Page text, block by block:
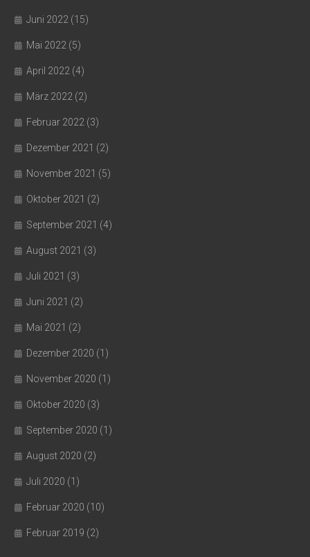
Juni 2022 (15)
Mai 2022 (5)
April 2022 (4)
März 2022 (2)
Februar 2022 (3)
Dezember 2021 (2)
November 2021 (5)
Oktober 2021 (2)
September 2021 (4)
August 2021 (3)
Juli 2021 (3)
Juni 2021 (2)
Mai 2021 (2)
Dezember 2020 (1)
November 2020 (1)
Oktober 2020 (3)
September 2020 (1)
August 2020 (2)
Juli 2020 (1)
Februar 2020 (10)
Februar 2019 (2)